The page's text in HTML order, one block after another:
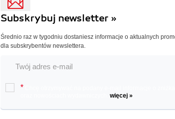
Subskrybuj newsletter »
Średnio raz w tygodniu dostaniesz informacje o aktualnych
dla subskrybentów newslettera.
*
więcej »